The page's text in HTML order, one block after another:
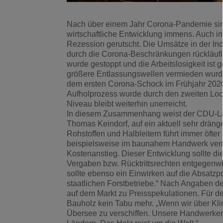
Nach über einem Jahr Corona-Pandemie
wirtschaftliche Entwicklung immens. Auch
Rezession gerutscht. Die Umsätze in der
durch die Corona-Beschränkungen
wurde gestoppt und die Arbeitslosigkeit ist
größere Entlassungswellen vermieden
dem ersten Corona-Schock im Frühjahr
Aufholprozess wurde durch den zweiten
Niveau bleibt weiterhin unerreicht.
In diesem Zusammenhang weist der
Thomas Keindorf, auf ein aktuell sehr
Rohstoffen und Halbleitern führt immer
beispielsweise im baunahem Handwerk
Kostenanstieg. Dieser Entwicklung sollte
Vergaben bzw. Rücktrittsrechten
sollte ebenso ein Einwirken auf die
staatlichen Forstbetriebe.“ Nach Angaben
auf dem Markt zu Preisspekulationen. Für
Bauholz kein Tabu mehr. „Wenn wir über
Übersee zu verschiffen. Unsere